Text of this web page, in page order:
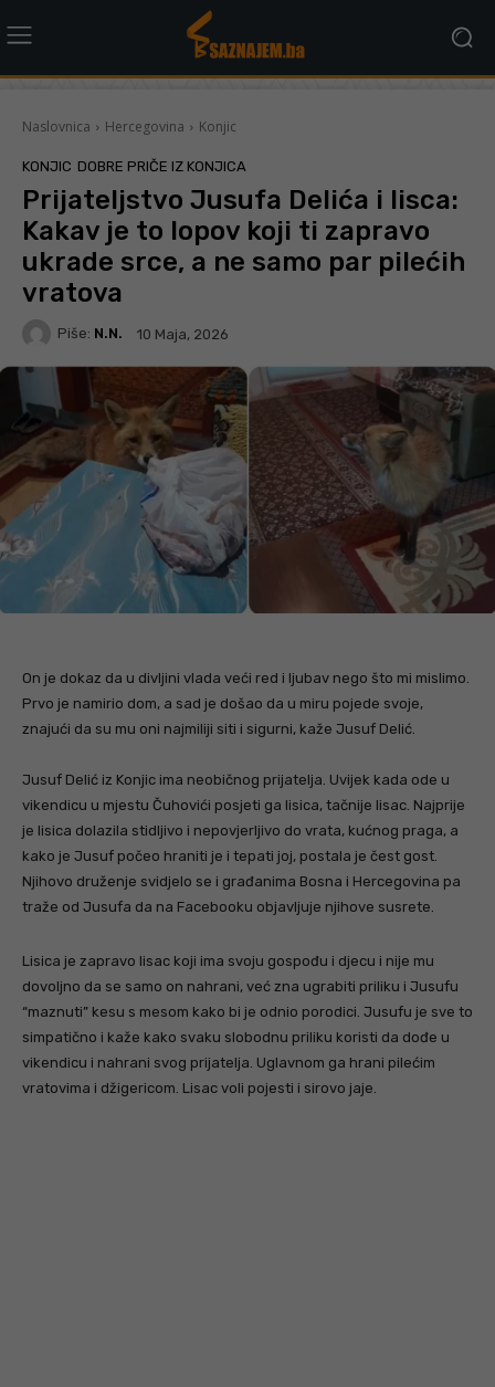
Naslovnica Hercegovina Konjic
KONJIC DOBRE PRIČE IZ KONJICA
Prijateljstvo Jusufa Delića i lisca:
Kakav je to lopov koji ti zapravo
ukrade srce, a ne samo par pilećih
vratova
Piše: N.N. 10 Maja, 2026
On je dokaz da u divljini vlada veći red i ljubav nego što mi mislimo.
Prvo je namirio dom, a sad je došao da u miru pojede svoje,
znajući da su mu oni najmiliji siti i sigurni, kaže Jusuf Delić.
Jusuf Delić iz Konjic ima neobičnog prijatelja. Uvijek kada ode u
vikendicu u mjestu Čuhovići posjeti ga lisica, tačnije lisac. Najprije
je lisica dolazila stidljivo i nepovjerljivo do vrata, kućnog praga, a
kako je Jusuf počeo hraniti je i tepati joj, postala je čest gost.
Njihovo druženje svidjelo se i građanima Bosna i Hercegovina pa
traže od Jusufa da na Facebooku objavljuje njihove susrete.
Lisica je zapravo lisac koji ima svoju gospođu i djecu i nije mu
dovoljno da se samo on nahrani, već zna ugrabiti priliku i Jusufu
“maznuti” kesu s mesom kako bi je odnio porodici. Jusufu je sve to
simpatično i kaže kako svaku slobodnu priliku koristi da dođe u
vikendicu i nahrani svog prijatelja. Uglavnom ga hrani pilećim
vratovima i džigericom. Lisac voli pojesti i sirovo jaje.